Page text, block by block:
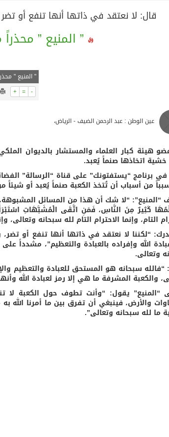
قال: لا نعتقد في ذاتها أنها تنفع أو
” المنيع ”
" المنيع "
+ = -
عين الوطن : عبد الرحمن الضيف - الرياض،
هيئة كبار العلماء والمستشار بالديوان
اتخاذها صنماً يُعبد.
برنامج “يستفتونك” على قناة “الرسالة”
من أسباب أن تُتخذ الكعبة صنماً يُعبد أو شيئاً
“المنيع”: “لا شك أن هذا من المسائل
كَثِيرٌ مِنَ النَّاسِ، فَمَنِ اتَّقَى الْمُشَبَّهَاتِ
التام، وإنما الاحترام التام لله سبحانه
“لكننا لا نعتقد في ذاتها أنها تنفع أو تضر،
الله وإفراده بالعبادة والتعظيم”، مشدداً
وتعالى.
“فالله سبحانه هو المستحق للعبادة والتعظيم
والكعبة المشرفة ما هي إلا رمز لعبادة الله
يقول: “وأنت تطوف حول الكعبة لا
والأرض، فينبغي أن تفرق بين ما أمرنا
ما لله سبحانه وتعالى”.